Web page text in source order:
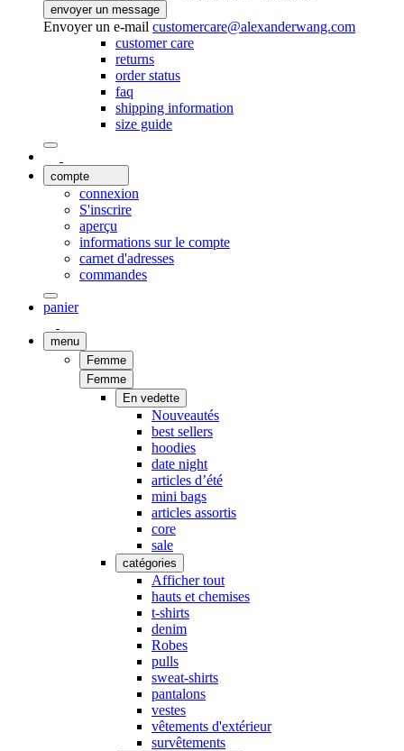
envoyer un message
Envoyer un e-mail customercare@alexanderwang.com
customer care
returns
order status
faq
shipping information
size guide
compte
connexion
S'inscrire
aperçu
informations sur le compte
carnet d'adresses
commandes
panier
menu
Femme
Femme
En vedette
Nouveautés
best sellers
hoodies
date night
articles d’été
mini bags
articles assortis
core
sale
catégories
Afficher tout
hauts et chemises
t-shirts
denim
Robes
pulls
sweat-shirts
pantalons
vestes
vêtements d'extérieur
survêtements